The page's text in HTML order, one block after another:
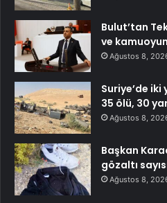
Bulut’tan
ve
Ağustos 8,
Suriye’de
35 ölü, 30
Ağustos 8,
Başkan
gözaltı
Ağustos 8,